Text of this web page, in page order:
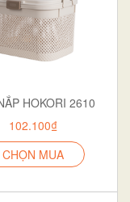
HOKORI 2610
102.100₫
CHỌN MUA